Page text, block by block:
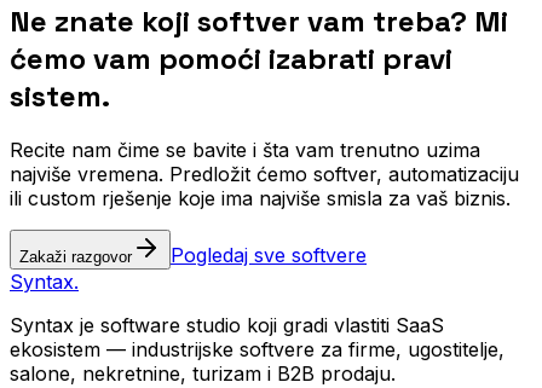
Ne znate koji softver vam treba? Mi
ćemo vam pomoći izabrati pravi
sistem.
Recite nam čime se bavite i šta vam trenutno uzima
najviše vremena. Predložit ćemo softver, automatizaciju
ili custom rješenje koje ima najviše smisla za vaš biznis.
Zakaži razgovor
Pogledaj sve softvere
Syntax.
Syntax je software studio koji gradi vlastiti SaaS
ekosistem — industrijske softvere za firme, ugostitelje,
salone, nekretnine, turizam i B2B prodaju.